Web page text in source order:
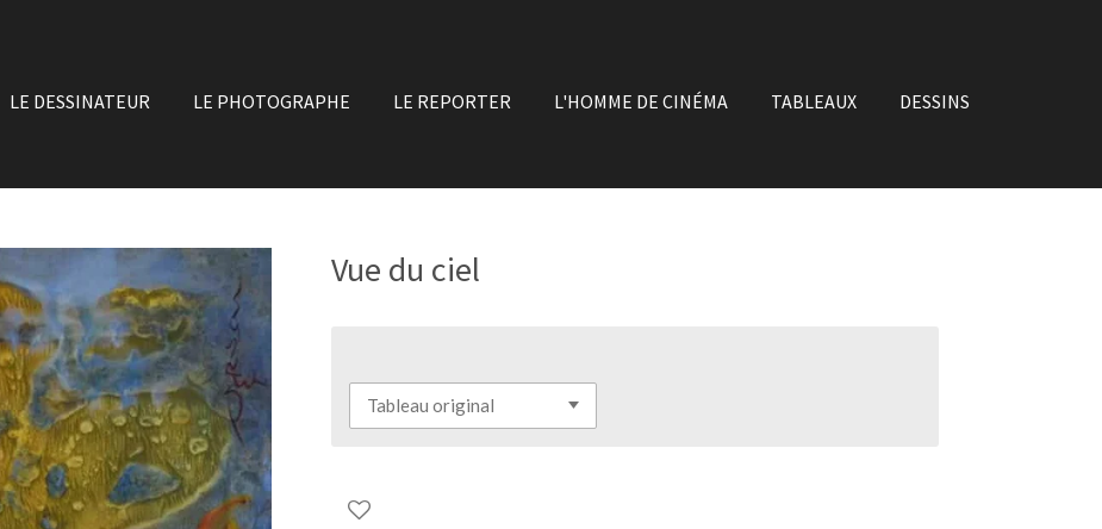
LE DESSINATEUR LE PHOTOGRAPHE LE REPORTER L'HOMME DE CINÉMA TABLEAUX DESSINS
Vue du ciel